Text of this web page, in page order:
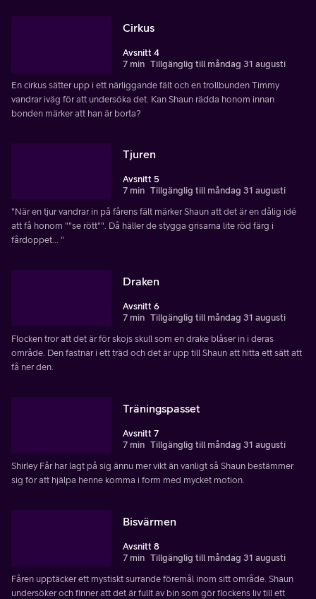
Cirkus
Avsnitt 4
7 min Tillgänglig till måndag 31 augusti
En cirkus sätter upp i ett närliggande fält och en trollbunden Timmy
vandrar iväg för att undersöka det. Kan Shaun rädda honom innan
bonden märker att han är borta?
Tjuren
Avsnitt 5
7 min Tillgänglig till måndag 31 augusti
"När en tjur vandrar in på fårens fält märker Shaun att det är en dålig idé
att få honom ""se rött"". Då häller de stygga grisarna lite röd färg i
fårdoppet... "
Draken
Avsnitt 6
7 min Tillgänglig till måndag 31 augusti
Flocken tror att det är för skojs skull som en drake blåser in i deras
område. Den fastnar i ett träd och det är upp till Shaun att hitta ett sätt att
få ner den.
Träningspasset
Avsnitt 7
7 min Tillgänglig till måndag 31 augusti
Shirley Får har lagt på sig ännu mer vikt än vanligt så Shaun bestämmer
sig för att hjälpa henne komma i form med mycket motion.
Bisvärmen
Avsnitt 8
7 min Tillgänglig till måndag 31 augusti
Fåren upptäcker ett mystiskt surrande föremål inom sitt område. Shaun
undersöker och finner att det är fullt av bin som gör flockens liv till ett